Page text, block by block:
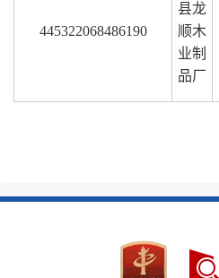
445322068486190
县龙
顺木
业制
品厂